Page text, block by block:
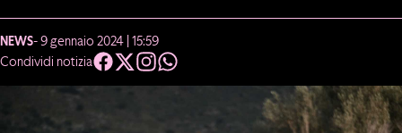
NEWS- 9 gennaio 2024 | 15:59
Condividi notizia